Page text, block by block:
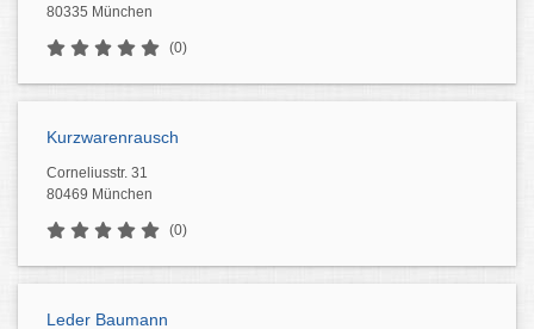
80335 München
(0)
Kurzwarenrausch
Corneliusstr. 31
80469 München
(0)
Leder Baumann